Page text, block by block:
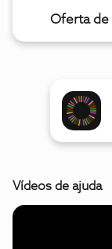
Oferta de
Vídeos de ajuda